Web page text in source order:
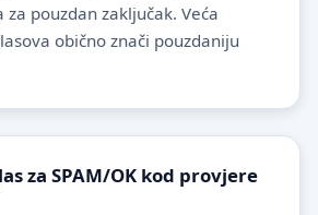
pouzdan zaključak. Veća
obično znači pouzdaniju
za SPAM/OK kod provjere